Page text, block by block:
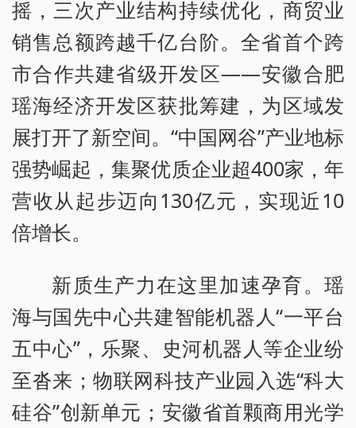
摇，三次产业结构持续优化，商贸业
销售总额跨越千亿台阶。全省首个跨
市合作共建省级开发区——安徽合肥
瑶海经济开发区获批筹建，为区域发
展打开了新空间。“中国网谷”产业地标
强势崛起，集聚优质企业超400家，年
营收从起步迈向130亿元，实现近10
倍增长。
新质生产力在这里加速孕育。瑶
海与国先中心共建智能机器人“一平台
五中心”，乐聚、史河机器人等企业纷
至沓来；物联网科技产业园入选“科大
硅谷”创新单元；安徽省首颗商用光学